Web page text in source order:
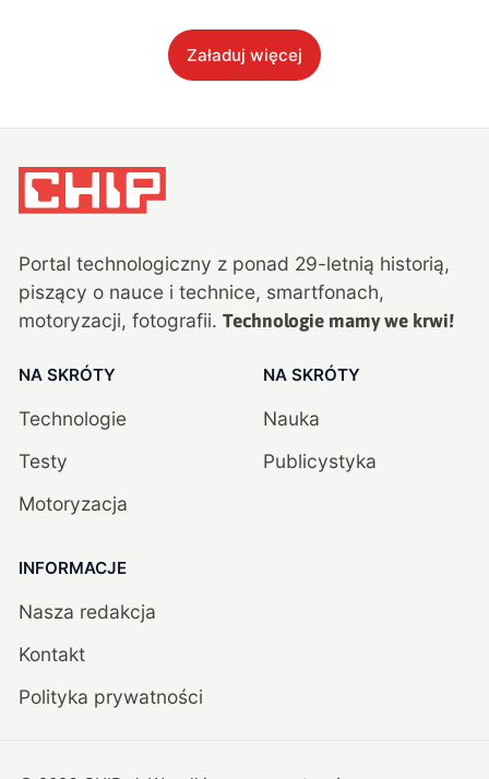
Załaduj więcej
Portal technologiczny z ponad 29-letnią historią,
piszący o nauce i technice, smartfonach,
motoryzacji, fotografii. Technologie mamy we krwi!
NA SKRÓTY
Technologie
Testy
Motoryzacja
NA SKRÓTY
Nauka
Publicystyka
INFORMACJE
Nasza redakcja
Kontakt
Polityka prywatności